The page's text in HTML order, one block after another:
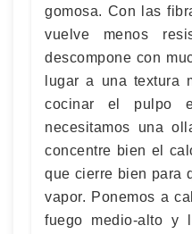
gomosa. Con las
vuelve menos
descompone con
lugar a una textura
cocinar el pulpo
necesitamos una
concentre bien el
que cierre bien para
vapor. Ponemos a
fuego medio-alto y